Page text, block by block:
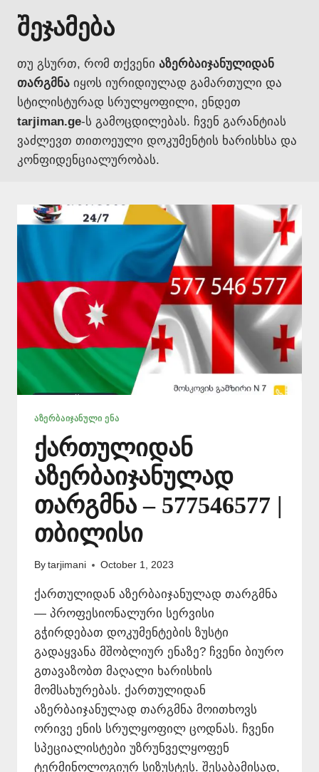
შეჯამება
თუ გსურთ, რომ თქვენი აზერბაიჯანულიდან
თარგმნა იყოს იურიდიულად გამართული და
სტილისტურად სრულყოფილი, ენდეთ
tarjiman.ge-ს გამოცდილებას. ჩვენ გარანტიას
ვაძლევთ თითოეული დოკუმენტის ხარისხსა და
კონფიდენციალურობას.
ᲐᲖᲔᲠᲑᲐᲘᲯᲐᲜᲣᲚᲘ ᲔᲜᲐ
ქართულიდან
აზერბაიჯანულად
თარგმნა – 577546577 |
თბილისი
By tarjimani October 1, 2023
ქართულიდან აზერბაიჯანულად თარგმნა
— პროფესიონალური სერვისი
გჭირდებათ დოკუმენტების ზუსტი
გადაყვანა მშობლიურ ენაზე? ჩვენი ბიურო
გთავაზობთ მაღალი ხარისხის
მომსახურებას. ქართულიდან
აზერბაიჯანულად თარგმნა მოითხოვს
ორივე ენის სრულყოფილ ცოდნას. ჩვენი
სპეციალისტები უზრუნველყოფენ
ტერმინოლოგიურ სიზუსტეს. შესაბამისად,